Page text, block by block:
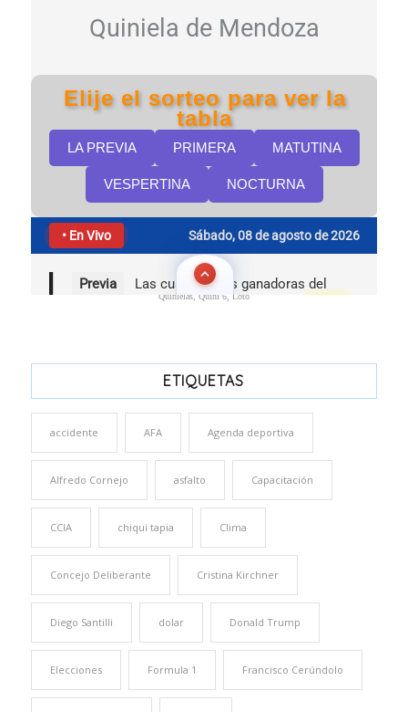
Quinielas, Quini 6, Loto
ETIQUETAS
accidente AFA Agenda deportiva
Alfredo Cornejo asfalto Capacitación
CCIA chiqui tapia Clima
Concejo Deliberante Cristina Kirchner
Diego Santilli dolar Donald Trump
Elecciones Formula 1 Francisco Cerúndolo